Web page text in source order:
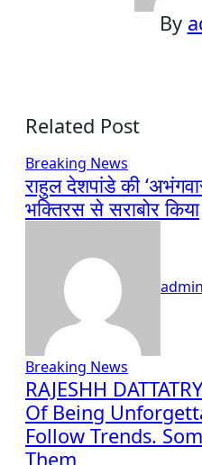
By
Related Post
Breaking News
राहुल देशपांडे की
भक्तिरस से सराबोर किया
admin
Breaking News
RAJESHH
Of Being
Follow Trends.
Them